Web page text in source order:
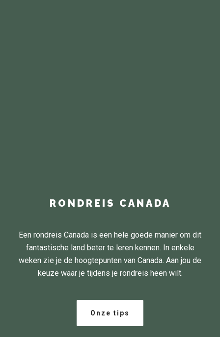
RONDREIS CANADA
Een rondreis Canada is een hele goede manier om dit
fantastische land beter te leren kennen. In enkele
weken zie je de hoogtepunten van Canada. Aan jou de
keuze waar je tijdens je rondreis heen wilt.
Onze tips